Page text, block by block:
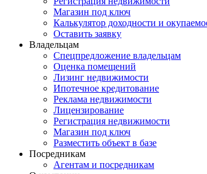
Магазин под ключ
Калькулятор доходности и
Оставить заявку
Владельцам
Спецпредложение владельцам
Оценка помещений
Лизинг недвижимости
Ипотечное кредитование
Реклама недвижимости
Лицензирование
Регистрация недвижимости
Магазин под ключ
Разместить объект в базе
Посредникам
Агентам и посредникам